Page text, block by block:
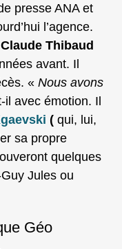
presse ANA et
l’agence.
Claude Thibaud
avant. Il
« Nous avons
il avec émotion. Il
( qui, lui,
sa propre
quelques
Jules ou
Géo